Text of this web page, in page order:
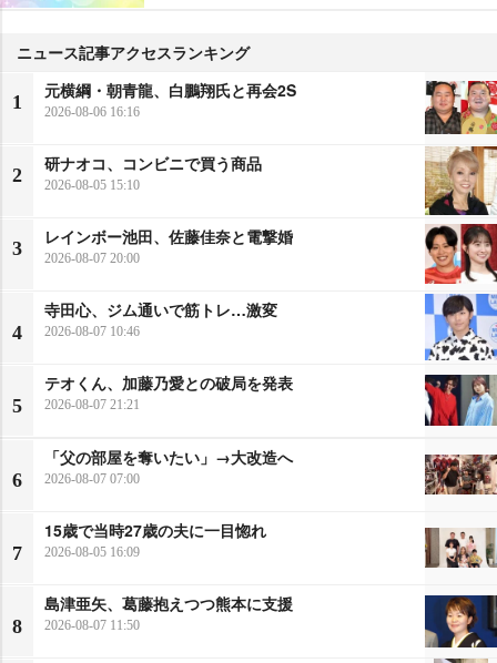
ニュース記事アクセスランキング
1
元横綱・朝青龍、白鵬翔氏と再会2S
2026-08-06 16:16
2
研ナオコ、コンビニで買う商品
2026-08-05 15:10
3
レインボー池田、佐藤佳奈と電撃婚
2026-08-07 20:00
4
寺田心、ジム通いで筋トレ…激変
2026-08-07 10:46
5
テオくん、加藤乃愛との破局を発表
2026-08-07 21:21
6
「父の部屋を奪いたい」→大改造へ
2026-08-07 07:00
7
15歳で当時27歳の夫に一目惚れ
2026-08-05 16:09
8
島津亜矢、葛藤抱えつつ熊本に支援
2026-08-07 11:50